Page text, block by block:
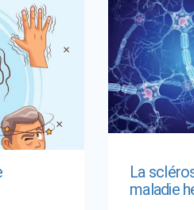
La
maladie